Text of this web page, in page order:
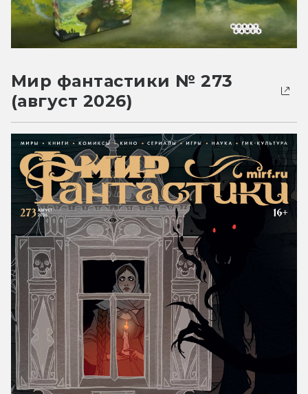
Мир фантастики № 273
(август 2026)